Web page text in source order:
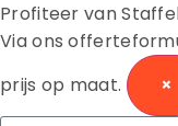
Profiteer van
Via ons
prijs op maat.
×